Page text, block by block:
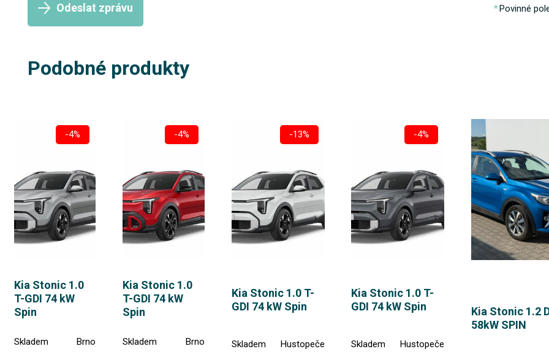
Odeslat zprávu Povinné
Podobné produkty
-4%
Kia Stonic 1.0
T-GDI 74 kW
Spin
Skladem
Brno
-4%
Kia Stonic 1.0
T-GDI 74 kW
Spin
Skladem
Brno
-13%
Kia Stonic 1.0 T-
GDI 74 kW Spin
Skladem
Hustopeče
-4%
Kia Stonic 1.0 T-
GDI 74 kW Spin
Skladem
Hustopeče
Kia Stonic 1.2
58kW SPIN